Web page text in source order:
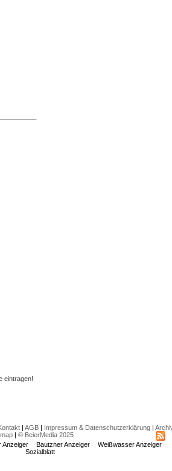
eintragen!
| AGB| Impressum & Datenschutzerklärung|
| © BeierMedia 2025
Anzeiger Bautzner Anzeiger
Weißwasser Anzeiger
Sozialblatt